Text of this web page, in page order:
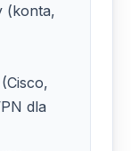
(konta,
dla